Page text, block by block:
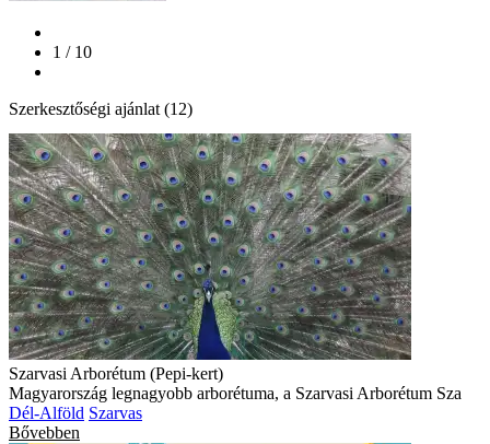
1 / 10
Szerkesztőségi ajánlat (12)
Szarvasi Arborétum (Pepi-kert)
Magyarország legnagyobb arborétuma, a Szarvasi Arborétum Sza
Dél-Alföld Szarvas
Bővebben